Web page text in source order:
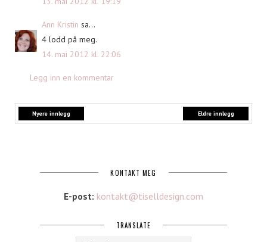
Ann Kristin sa...
4 lodd på meg.
14. mai 2012 kl. 22:06
Legg inn en kommentar
Nyere innlegg Eldre innlegg
KONTAKT MEG
E-post: kontakt@tiselldesign.com
TRANSLATE